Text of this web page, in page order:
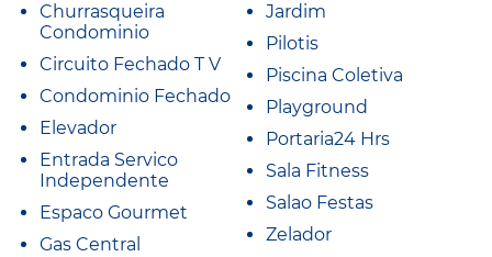
Churrasqueira
Condominio
Circuito Fechado T V
Condominio Fechado
Elevador
Entrada Servico
Independente
Espaco Gourmet
Gas Central
Jardim
Pilotis
Piscina Coletiva
Playground
Portaria24 Hrs
Sala Fitness
Salao Festas
Zelador